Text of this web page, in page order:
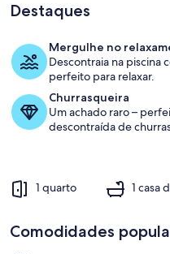
POOL
Destaques
Mergulhe no
Descontraia na piscina
perfeito para relaxar.
Churrasqueira
Um achado raro –
descontraída de
1 quarto 1 casa
Comodidades